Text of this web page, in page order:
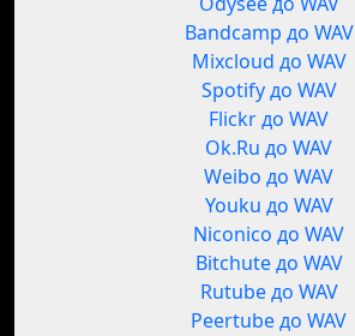
Bandcamp до WAV
Mixcloud до WAV
Spotify до WAV
Flickr до WAV
Ok.Ru до WAV
Weibo до WAV
Youku до WAV
Niconico до WAV
Bitchute до WAV
Rutube до WAV
Peertube до WAV